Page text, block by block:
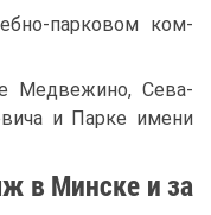
пар­ко­вом ком­
Мед­ве­жи­но, Се­ва­
и Пар­ке име­ни
в Мин­ске и за